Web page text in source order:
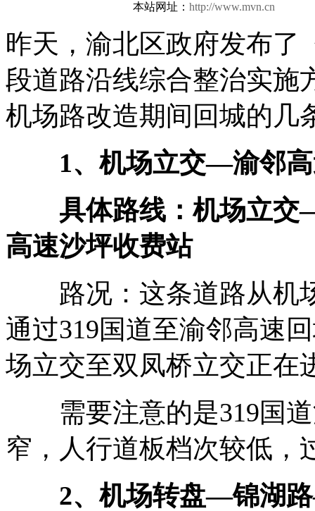
本站网址： http://www.mvn.cn
昨天，渝北区政府发布了
段道路沿线综合整治实施
机场路改造期间回城的几
1、机场立交—渝邻高
具体路线：机场立
高速沙坪收费站
路况：这条道路从机
通过319国道至渝邻高速
场立交至双凤桥立交正在
需要注意的是319国道
窄，人行道板档次较低，
2、机场转盘—锦湖